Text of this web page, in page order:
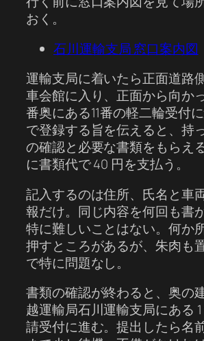
おく。
石川運輸支局 窓口案内図
運輸支局に着いたら正面道路
車会館に入り、正面から向か
番奥にある11番の軽二輪受付
で登録する旨を伝えると、持
の確認と必要な書類をもらえ
に書類代で 40 円を支払う。
記入するのは住所、氏名と車
報だけ。同じ内容を何回も書
特に難しいことはない。何か
押すところがあるが、朱肉も
で特に問題なし。
書類の確認が終わると、奥の
越運輸局石川運輸支局にある
請受付に進む。提出したら名